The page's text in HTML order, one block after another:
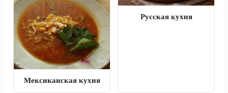
Мексиканская кухня
Русская кухня